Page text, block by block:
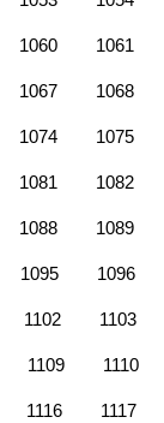
1060 1061
1067 1068
1074 1075
1081 1082
1088 1089
1095 1096
1102 1103
1109 1110
1116 1117